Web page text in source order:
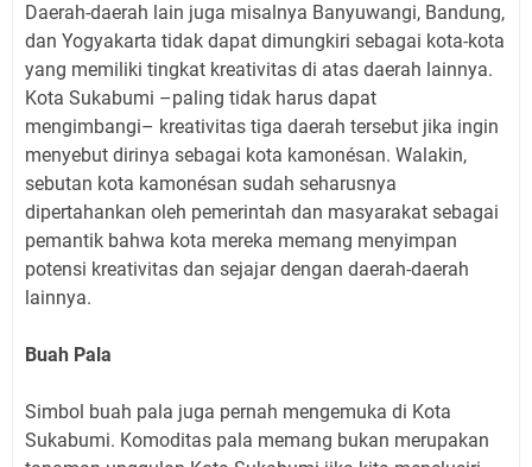
Daerah-daerah lain juga misalnya Banyuwangi, Bandung,
dan Yogyakarta tidak dapat dimungkiri sebagai kota-kota
yang memiliki tingkat kreativitas di atas daerah lainnya.
Kota Sukabumi –paling tidak harus dapat
mengimbangi– kreativitas tiga daerah tersebut jika ingin
menyebut dirinya sebagai kota kamonésan. Walakin,
sebutan kota kamonésan sudah seharusnya
dipertahankan oleh pemerintah dan masyarakat sebagai
pemantik bahwa kota mereka memang menyimpan
potensi kreativitas dan sejajar dengan daerah-daerah
lainnya.
Buah Pala
Simbol buah pala juga pernah mengemuka di Kota
Sukabumi. Komoditas pala memang bukan merupakan